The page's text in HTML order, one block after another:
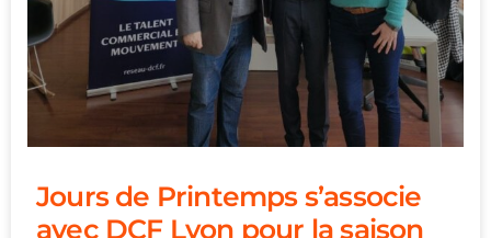
Jours de Printemps s’associe
avec DCF Lyon pour la saison